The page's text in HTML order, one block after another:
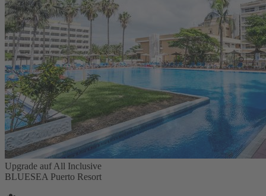
Upgrade auf All Inclusive
BLUESEA Puerto Resort